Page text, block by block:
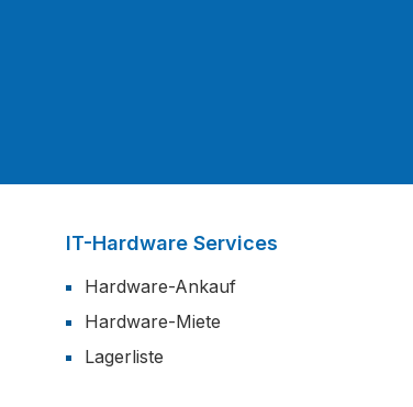
IT-Hardware Services
Hardware-Ankauf
Hardware-Miete
Lagerliste